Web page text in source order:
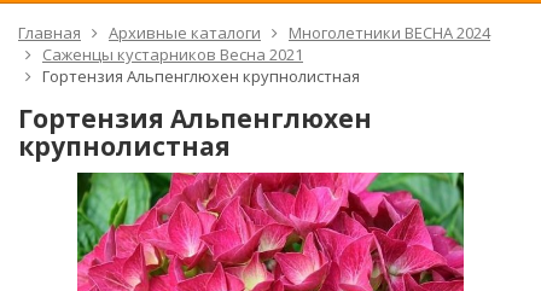
Главная Архивные каталоги
Многолетники ВЕСНА 2024
Саженцы кустарников Весна 2021
Гортензия Альпенглюхен крупнолистная
Гортензия Альпенглюхен
крупнолистная